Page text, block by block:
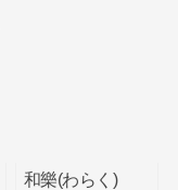
和樂(わらく)